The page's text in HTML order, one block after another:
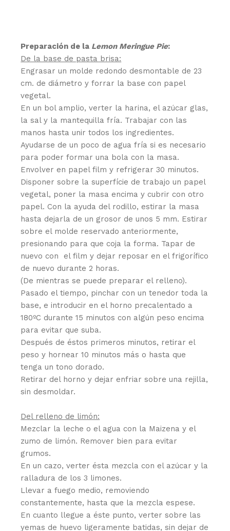
Preparación de la Lemon Meringue Pie:
De la base de pasta brisa:
Engrasar un molde redondo desmontable de 23
cm. de diámetro y forrar la base con papel
vegetal.
En un bol amplio, verter la harina, el azúcar glas,
la sal y la mantequilla fría. Trabajar con las
manos hasta unir todos los ingredientes.
Ayudarse de un poco de agua fría si es necesario
para poder formar una bola con la masa.
Envolver en papel film y refrigerar 30 minutos.
Disponer sobre la superfície de trabajo un papel
vegetal, poner la masa encima y cubrir con otro
papel. Con la ayuda del rodillo, estirar la masa
hasta dejarla de un grosor de unos 5 mm. Estirar
sobre el molde reservado anteriormente,
presionando para que coja la forma. Tapar de
nuevo con el film y dejar reposar en el frigorífico
de nuevo durante 2 horas.
(De mientras se puede preparar el relleno).
Pasado el tiempo, pinchar con un tenedor toda la
base, e introducir en el horno precalentado a
180ºC durante 15 minutos con algún peso encima
para evitar que suba.
Después de éstos primeros minutos, retirar el
peso y hornear 10 minutos más o hasta que
tenga un tono dorado.
Retirar del horno y dejar enfriar sobre una rejilla,
sin desmoldar.
Del relleno de limón:
Mezclar la leche o el agua con la Maizena y el
zumo de limón. Remover bien para evitar
grumos.
En un cazo, verter ésta mezcla con el azúcar y la
ralladura de los 3 limones.
Llevar a fuego medio, removiendo
constantemente, hasta que la mezcla espese.
En cuanto llegue a éste punto, verter sobre las
yemas de huevo ligeramente batidas, sin dejar de